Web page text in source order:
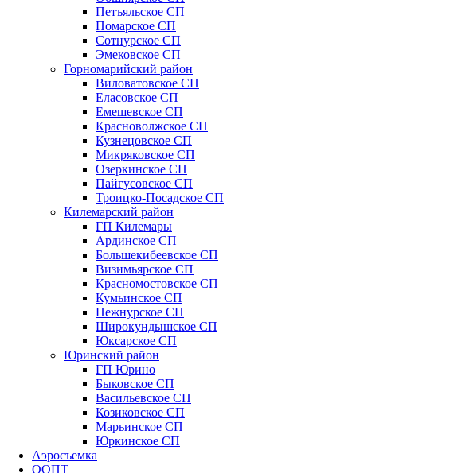
Петъяльское СП
Помарское СП
Сотнурское СП
Эмековское СП
Горномарийский район
Виловатовское СП
Еласовское СП
Емешевское СП
Красноволжское СП
Кузнецовское СП
Микряковское СП
Озеркинское СП
Пайгусовское СП
Троицко-Посадское СП
Килемарский район
ГП Килемары
Ардинское СП
Большекибеевское СП
Визимьярское СП
Красномостовское СП
Кумьинское СП
Нежнурское СП
Широкундышское СП
Юксарское СП
Юринский район
ГП Юрино
Быковское СП
Васильевское СП
Козиковское СП
Марьинское СП
Юркинское СП
Аэросъемка
ООПТ